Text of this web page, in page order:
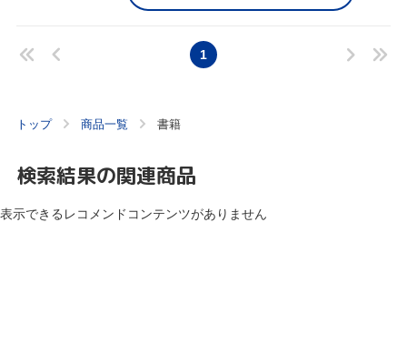
1
トップ 商品一覧 書籍
検索結果の関連商品
表示できるレコメンドコンテンツがありません